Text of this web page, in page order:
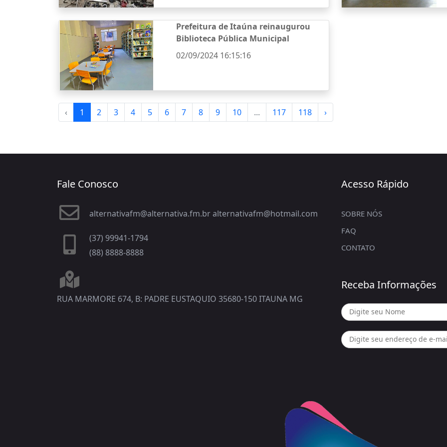
Prefeitura de Itaúna reinaugurou
Biblioteca Pública Municipal
02/09/2024 16:15:16
‹ 1 2 3 4 5 6 7 8 9 10 ... 117 118 ›
Fale Conosco
alternativafm@alternativa.fm.br alternativafm@hotmail.com
(37) 99941-1794
(88) 8888-8888
RUA MARMORE 674, B: PADRE EUSTAQUIO 35680-150 ITAUNA MG
Acesso Rápido
SOBRE NÓS
FAQ
CONTATO
Receba Informações